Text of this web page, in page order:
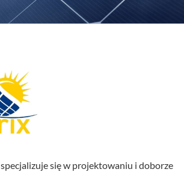
specjalizuje się w projektowaniu i doborze